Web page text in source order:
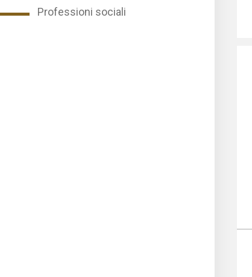
Professioni sociali